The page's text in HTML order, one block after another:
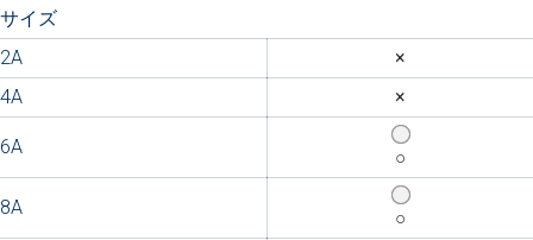
サイズ
2A
×
4A
×
6A ○
8A ○